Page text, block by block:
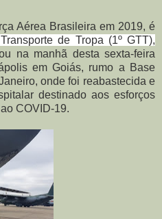
Aérea Brasileira em 2019, é
de Tropa (1º GTT),
na manhã desta sexta-feira
em Goiás, rumo a Base
onde foi reabastecida e
destinado aos esforços
COVID-19.